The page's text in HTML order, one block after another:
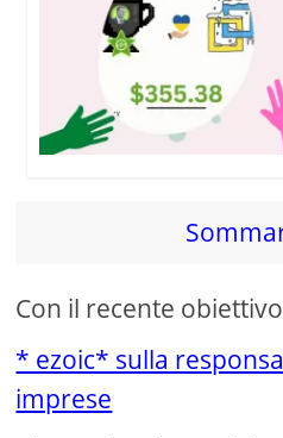
Con il recente
* ezoic* sulla
imprese